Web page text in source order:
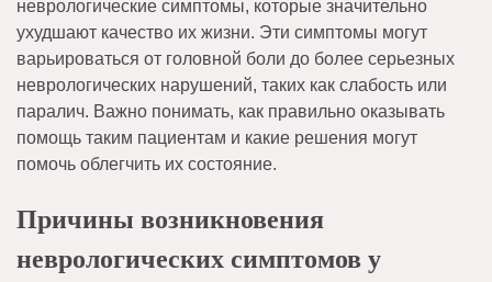
неврологические симптомы, которые значительно
ухудшают качество их жизни. Эти симптомы могут
варьироваться от головной боли до более серьезных
неврологических нарушений, таких как слабость или
паралич. Важно понимать, как правильно оказывать
помощь таким пациентам и какие решения могут
помочь облегчить их состояние.
Причины возникновения
неврологических симптомов у